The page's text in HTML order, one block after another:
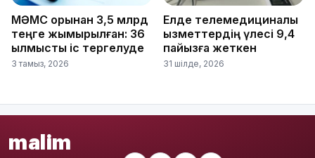
МӘМС қорынан 3,5 млрд
теңге жымқырылған: 36
қылмыстық іс тергелуде
3 тамыз, 2026
Елде телемедициналық
қызметтердің үлесі 9,4
пайызға жеткен
31 шілде, 2026
malim